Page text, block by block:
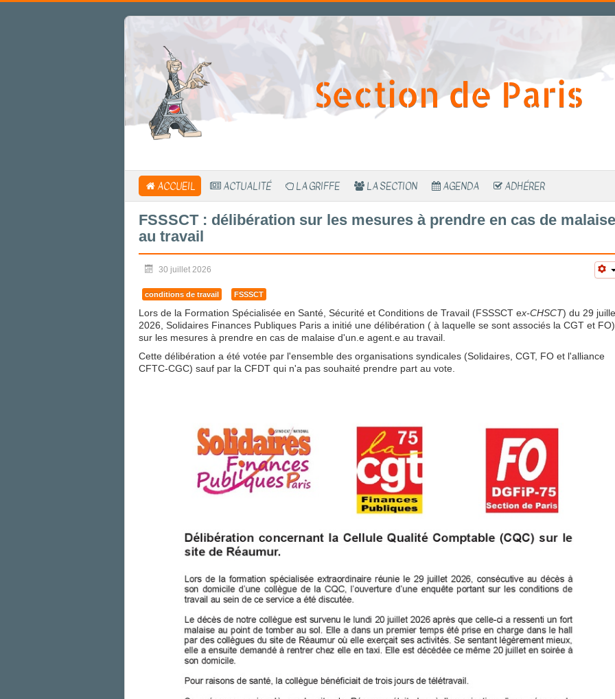
Section de Paris
ACCUEIL ACTUALITÉ LA GRIFFE LA SECTION AGENDA ADHÉRER
FSSSCT : délibération sur les mesures à prendre en cas de malaise
au travail
30 juillet 2026
conditions de travail FSSSCT
Lors de la Formation Spécialisée en Santé, Sécurité et Conditions de Travail (FSSSCT ex-CHSCT) du 29
2026, Solidaires Finances Publiques Paris a initié une délibération ( à laquelle se sont associés la CGT et FO)
sur les mesures à prendre en cas de malaise d'un.e agent.e au travail.
Cette délibération a été votée par l'ensemble des organisations syndicales (Solidaires, CGT, FO et l'alliance
CFTC-CGC) sauf par la CFDT qui n'a pas souhaité prendre part au vote.